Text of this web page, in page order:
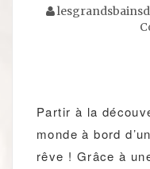
lesgrandsbainsd
Partir à la
monde à bord
rêve ! Grâce à